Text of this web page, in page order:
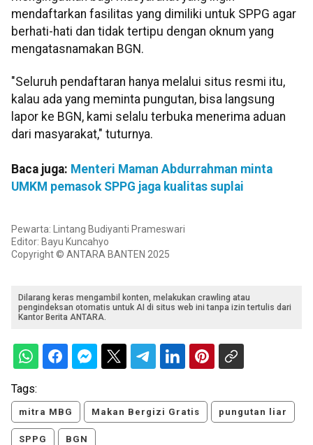
mendaftarkan fasilitas yang dimiliki untuk SPPG agar
berhati-hati dan tidak tertipu dengan oknum yang
mengatasnamakan BGN.
"Seluruh pendaftaran hanya melalui situs resmi itu,
kalau ada yang meminta pungutan, bisa langsung
lapor ke BGN, kami selalu terbuka menerima aduan
dari masyarakat," tuturnya.
Baca juga: Menteri Maman Abdurrahman minta
UMKM pemasok SPPG jaga kualitas suplai
Pewarta: Lintang Budiyanti Prameswari
Editor: Bayu Kuncahyo
Copyright © ANTARA BANTEN 2025
Dilarang keras mengambil konten, melakukan crawling atau
pengindeksan otomatis untuk AI di situs web ini tanpa izin tertulis dari
Kantor Berita ANTARA.
Tags:
mitra MBG Makan Bergizi Gratis pungutan liar
SPPG BGN